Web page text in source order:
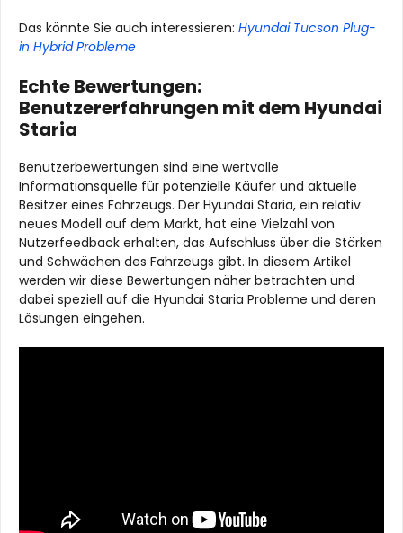
Das könnte Sie auch interessieren: Hyundai Tucson Plug-
in Hybrid Probleme
Echte Bewertungen:
Benutzererfahrungen mit dem Hyundai
Staria
Benutzerbewertungen sind eine wertvolle
Informationsquelle für potenzielle Käufer und aktuelle
Besitzer eines Fahrzeugs. Der Hyundai Staria, ein relativ
neues Modell auf dem Markt, hat eine Vielzahl von
Nutzerfeedback erhalten, das Aufschluss über die Stärken
und Schwächen des Fahrzeugs gibt. In diesem Artikel
werden wir diese Bewertungen näher betrachten und
dabei speziell auf die Hyundai Staria Probleme und deren
Lösungen eingehen.